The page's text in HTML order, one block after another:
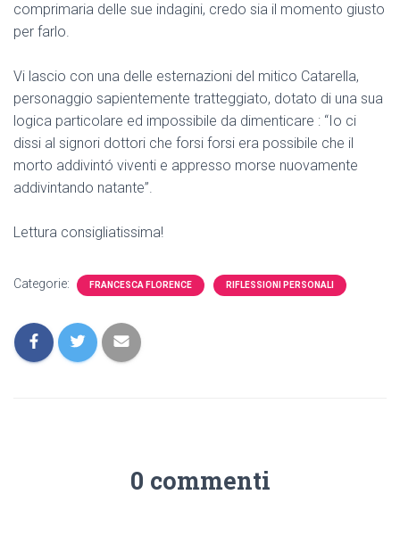
comprimaria delle sue indagini, credo sia il momento giusto
per farlo.
Vi lascio con una delle esternazioni del mitico Catarella,
personaggio sapientemente tratteggiato, dotato di una sua
logica particolare ed impossibile da dimenticare : “Io ci
dissi al signori dottori che forsi forsi era possibile che il
morto addivintó viventi e appresso morse nuovamente
addivintando natante”.
Lettura consigliatissima!
Categorie: FRANCESCA FLORENCE RIFLESSIONI PERSONALI
0 commenti